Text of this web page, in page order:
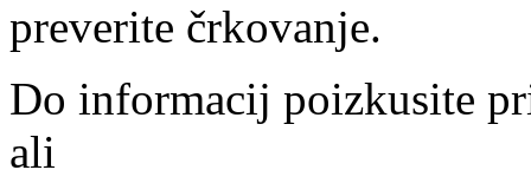
preverite črkovanje.
Do informacij poizkusite
ali